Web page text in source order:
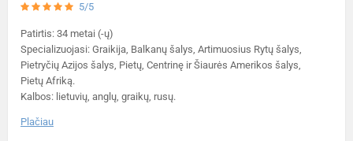
5/5
Patirtis: 34 metai (-ų)
Specializuojasi: Graikija, Balkanų šalys, Artimuosius Rytų šalys,
Pietryčių Azijos šalys, Pietų, Centrinę ir Šiaurės Amerikos šalys,
Pietų Afriką.
Kalbos: lietuvių, anglų, graikų, rusų.
Plačiau